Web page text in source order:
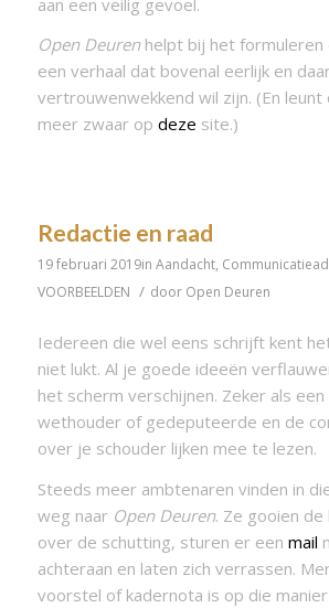
Open Deurenhelpt bij het formuleren
een verhaal dat bovenal eerlijk en
vertrouwenwekkend wil zijn. (En
meer zwaar op deze site.)
Redactie en raad
19 februari 2019in Aandacht,
VOORBEELDEN / door Open Deuren
Iedereen die wel eens schrijft kent
niet lukt. Al je goede ideeën
het scherm verschijnen. Zeker als
wethouder of gedeputeerde en de
over je schouder lijken mee te lezen.
Steeds meer ambtenaren vinden in
weg naar Open Deuren. Ze gooien
over de schutting, sturen er een mail
achteraan en laten zich verrassen.
voorstel of kadernota is op die